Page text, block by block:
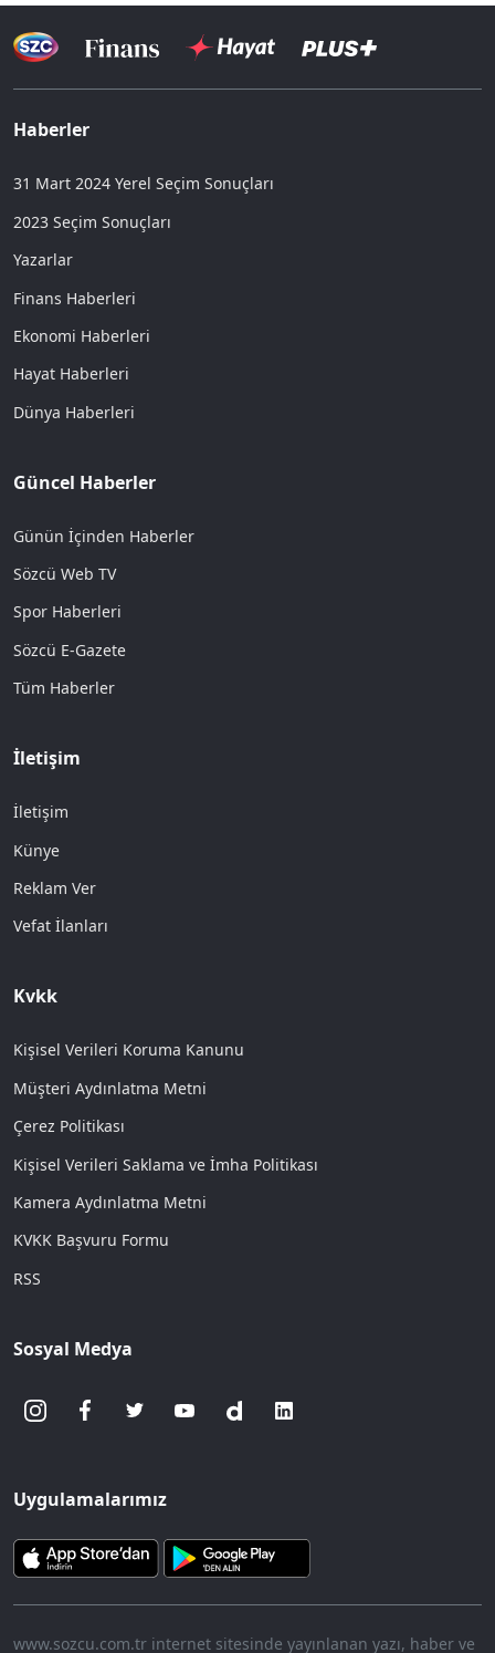
Haberler
31 Mart 2024 Yerel Seçim Sonuçları
2023 Seçim Sonuçları
Yazarlar
Finans Haberleri
Ekonomi Haberleri
Hayat Haberleri
Dünya Haberleri
Güncel Haberler
Günün İçinden Haberler
Sözcü Web TV
Spor Haberleri
Sözcü E-Gazete
Tüm Haberler
İletişim
İletişim
Künye
Reklam Ver
Vefat İlanları
Kvkk
Kişisel Verileri Koruma Kanunu
Müşteri Aydınlatma Metni
Çerez Politikası
Kişisel Verileri Saklama ve İmha Politikası
Kamera Aydınlatma Metni
KVKK Başvuru Formu
RSS
Sosyal Medya
Uygulamalarımız
www.sozcu.com.tr internet sitesinde yayınlanan yazı, haber ve